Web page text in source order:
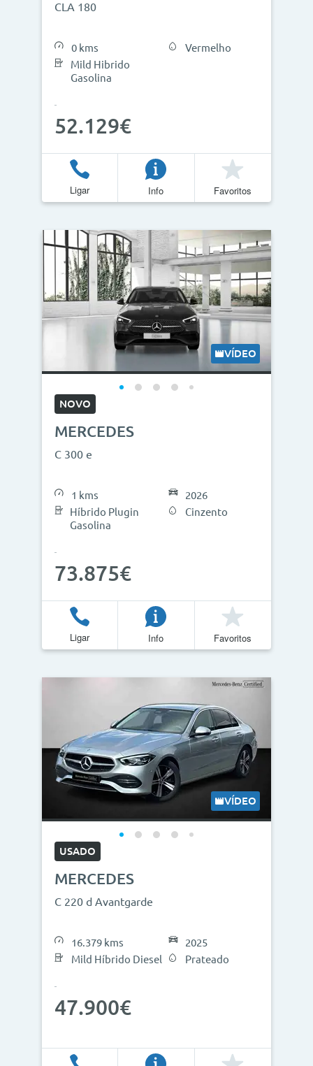
CLA 180
0 kms
Mild Hibrido
Gasolina
Vermelho
52.129€
Ligar Info Favoritos
VÍDEO
NOVO
MERCEDES
C 300 e
1 kms
Híbrido Plugin
Gasolina
2026
Cinzento
73.875€
Ligar Info Favoritos
VÍDEO
USADO
MERCEDES
C 220 d Avantgarde
16.379 kms
Mild Híbrido Diesel
2025
Prateado
47.900€